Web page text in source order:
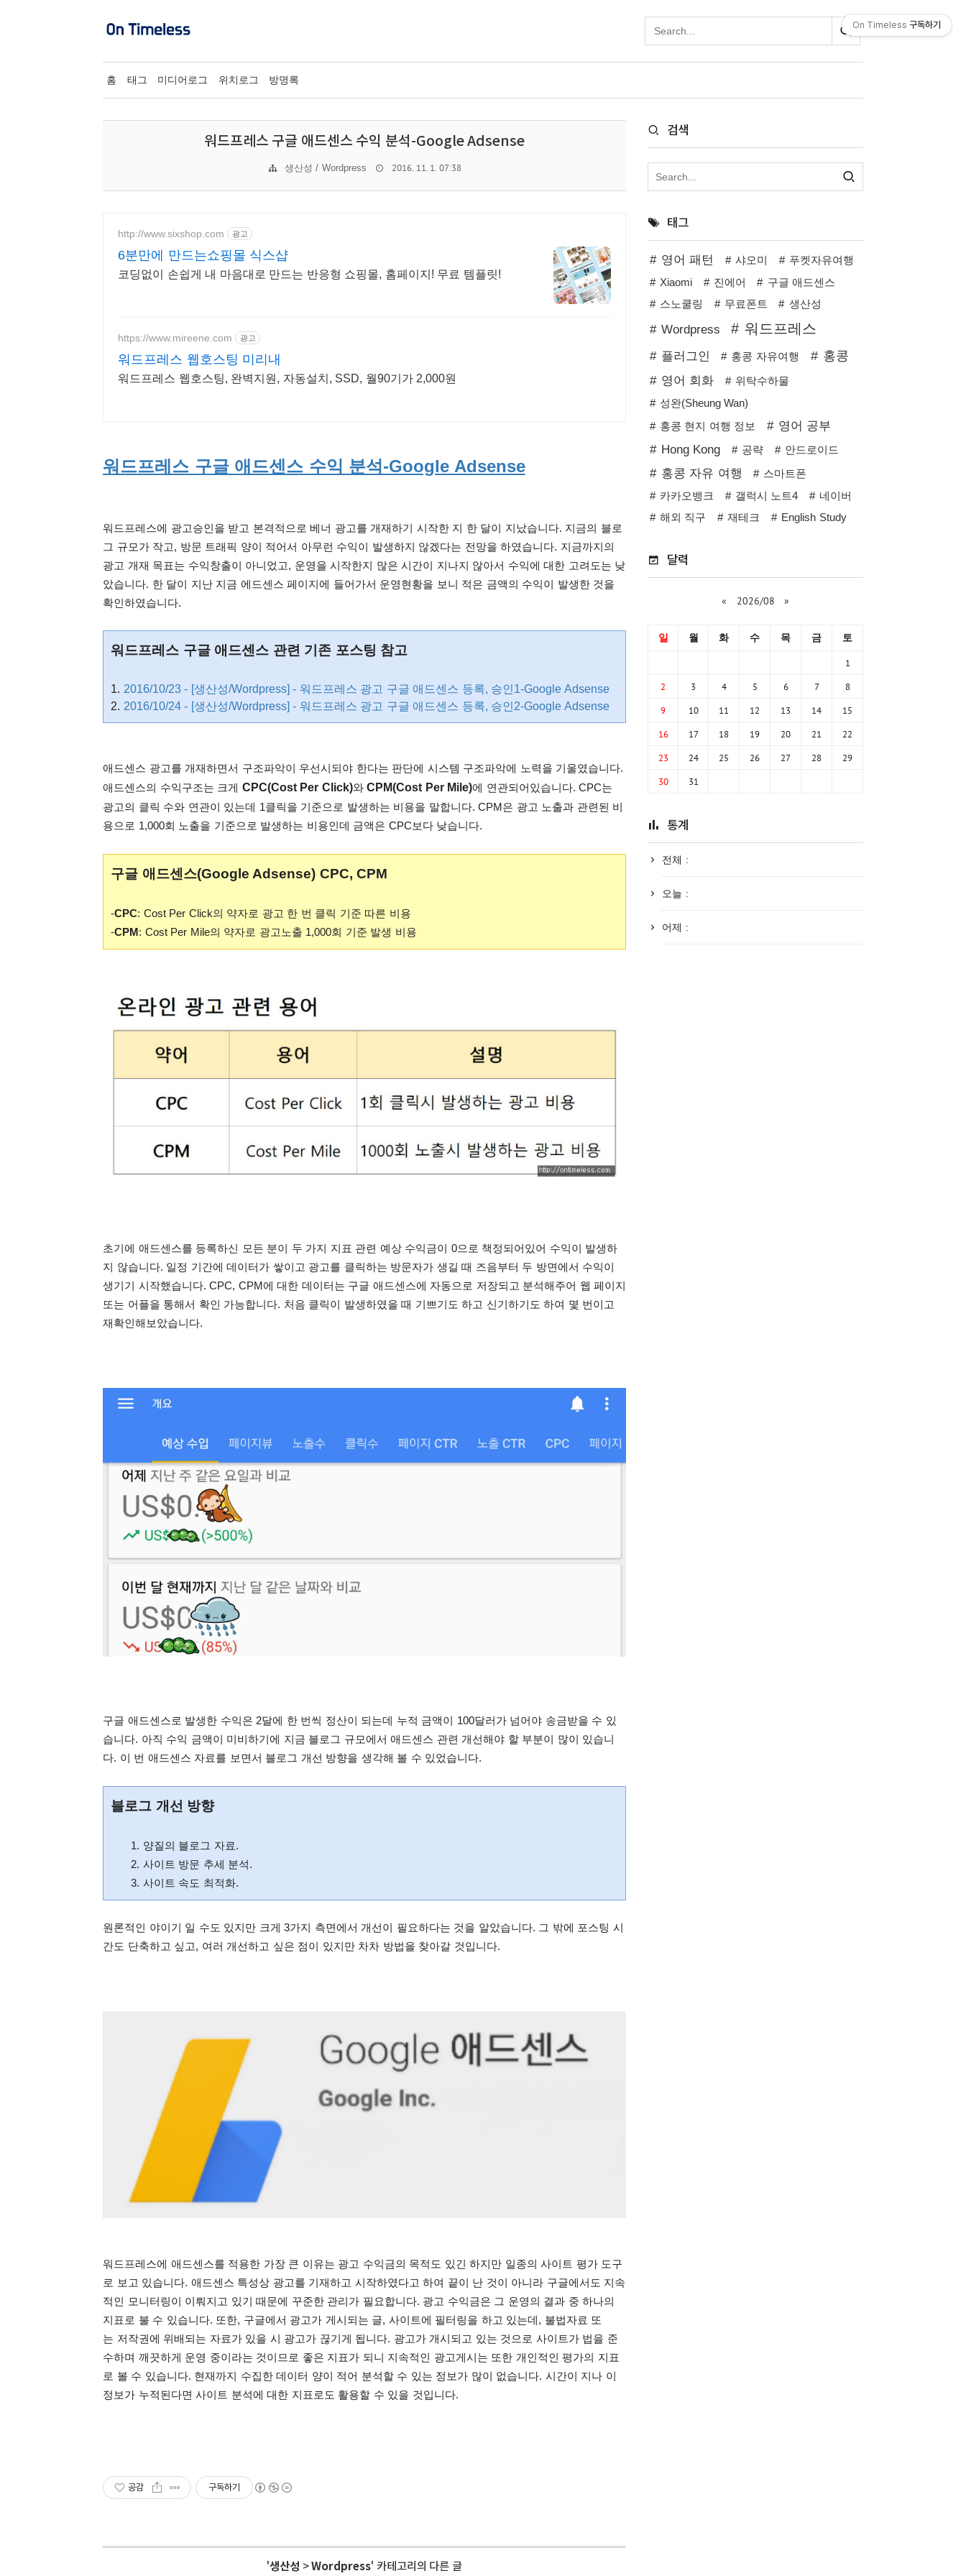
홈 태그 미디어로그 위치로그 방명록
워드프레스 구글 애드센스 수익 분석-Google Adsense
생산성 / Wordpress 2016. 11. 1. 07:38
http://www.sixshop.com 광고
6분만에 만드는쇼핑몰 식스샵
코딩없이 손쉽게 내 마음대로 만드는 반응형 쇼핑몰, 홈페이지! 무료 템플릿!
https://www.mireene.com 광고
워드프레스 웹호스팅 미리내
워드프레스 웹호스팅, 완벽지원, 자동설치, SSD, 월90기가 2,000원
워드프레스 구글 애드센스 수익 분석-Google Adsense
워드프레스에 광고승인을 받고 본격적으로 베너 광고를 개재하기 시작한 지 한 달이 지났습니다. 지금의 블로
그 규모가 작고, 방문 트래픽 양이 적어서 아무런 수익이 발생하지 않겠다는 전망을 하였습니다. 지금까지의
광고 개재 목표는 수익창출이 아니었고, 운영을 시작한지 많은 시간이 지나지 않아서 수익에 대한 고려도는 낮
았습니다. 한 달이 지난 지금 에드센스 페이지에 들어가서 운영현황을 보니 적은 금액의 수익이 발생한 것을
확인하였습니다.
워드프레스 구글 애드센스 관련 기존 포스팅 참고
1. 2016/10/23 - [생산성/Wordpress] - 워드프레스 광고 구글 애드센스 등록, 승인1-Google Adsense
2. 2016/10/24 - [생산성/Wordpress] - 워드프레스 광고 구글 애드센스 등록, 승인2-Google Adsense
애드센스 광고를 개재하면서 구조파악이 우선시되야 한다는 판단에 시스템 구조파악에 노력을 기울였습니다.
애드센스의 수익구조는 크게 CPC(Cost Per Click)와 CPM(Cost Per Mile)에 연관되어있습니다. CPC는
광고의 클릭 수와 연관이 있는데 1클릭을 기준으로 발생하는 비용을 말합니다. CPM은 광고 노출과 관련된 비
용으로 1,000회 노출을 기준으로 발생하는 비용인데 금액은 CPC보다 낮습니다.
구글 애드센스(Google Adsense) CPC, CPM
-CPC: Cost Per Click의 약자로 광고 한 번 클릭 기준 따른 비용
-CPM : Cost Per Mile의 약자로 광고노출 1,000회 기준 발생 비용
초기에 애드센스를 등록하신 모든 분이 두 가지 지표 관련 예상 수익금이 0으로 책정되어있어 수익이 발생하
지 않습니다. 일정 기간에 데이터가 쌓이고 광고를 클릭하는 방문자가 생길 때 즈음부터 두 방면에서 수익이
생기기 시작했습니다. CPC, CPM에 대한 데이터는 구글 애드센스에 자동으로 저장되고 분석해주어 웹 페이지
또는 어플을 통해서 확인 가능합니다. 처음 클릭이 발생하였을 때 기쁘기도 하고 신기하기도 하여 몇 번이고
재확인해보았습니다.
구글 애드센스로 발생한 수익은 2달에 한 번씩 정산이 되는데 누적 금액이 100달러가 넘어야 송금받을 수 있
습니다. 아직 수익 금액이 미비하기에 지금 블로그 규모에서 애드센스 관련 개선해야 할 부분이 많이 있습니
다. 이 번 애드센스 자료를 보면서 블로그 개선 방향을 생각해 볼 수 있었습니다.
블로그 개선 방향
1. 양질의 블로그 자료.
2. 사이트 방문 추세 분석.
3. 사이트 속도 최적화.
원론적인 야이기 일 수도 있지만 크게 3가지 측면에서 개선이 필요하다는 것을 알았습니다. 그 밖에 포스팅 시
간도 단축하고 싶고, 여러 개선하고 싶은 점이 있지만 차차 방법을 찾아갈 것입니다.
워드프레스에 애드센스를 적용한 가장 큰 이유는 광고 수익금의 목적도 있긴 하지만 일종의 사이트 평가 도구
로 보고 있습니다. 애드센스 특성상 광고를 기재하고 시작하였다고 하여 끝이 난 것이 아니라 구글에서도 지속
적인 모니터링이 이뤄지고 있기 때문에 꾸준한 관리가 필요합니다. 광고 수익금은 그 운영의 결과 중 하나의
지표로 불 수 있습니다. 또한, 구글에서 광고가 게시되는 글, 사이트에 필터링을 하고 있는데, 불법자료 또
는 저작권에 위배되는 자료가 있을 시 광고가 끊기게 됩니다. 광고가 개시되고 있는 것으로 사이트가 법을 준
수하며 깨끗하게 운영 중이라는 것이므로 좋은 지표가 되니 지속적인 광고게시는 또한 개인적인 평가의 지표
로 볼 수 있습니다. 현재까지 수집한 데이터 양이 적어 분석할 수 있는 정보가 많이 없습니다. 시간이 지나 이
정보가 누적된다면 사이트 분석에 대한 지표로도 활용할 수 있을 것입니다.
공감 구독하기
'생산성 >Wordpress' 카테고리의 다른 글
검색
태그
영어 패턴 샤오미
푸켓자유여행
Xiaomi
진에어
구글 애드센스
스노쿨링
무료폰트 생산성
Wordpress 워드프레스
플러그인 홍콩 자유여행 홍콩
영어 회화
위탁수하물
성완(Sheung Wan)
홍콩 현지 여행 정보
영어 공부
Hong Kong
공략 안드로이드
홍콩 자유 여행
스마트폰
카카오뱅크
갤럭시 노트4
네이버
해외 직구
재테크 English Study
달력
« 2026/08 »
일 월 화 수 목 금 토
1
2 3 4 5 6 7 8
9 10 11 12 13 14 15
16 17 18 19 20 21 22
23 24 25 26 27 28 29
30 31
통계
전체 :
오늘 :
어제 :
On Timeless 구독하기